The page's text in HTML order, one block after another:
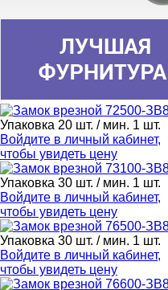
Упаковка 20 шт. / мин. 1 шт.
Войдите в личный кабинет,
чтобы увидеть цену
Упаковка 30 шт. / мин. 1 шт.
Войдите в личный кабинет,
чтобы увидеть цену
Упаковка 30 шт. / мин. 1 шт.
Войдите в личный кабинет,
чтобы увидеть цену